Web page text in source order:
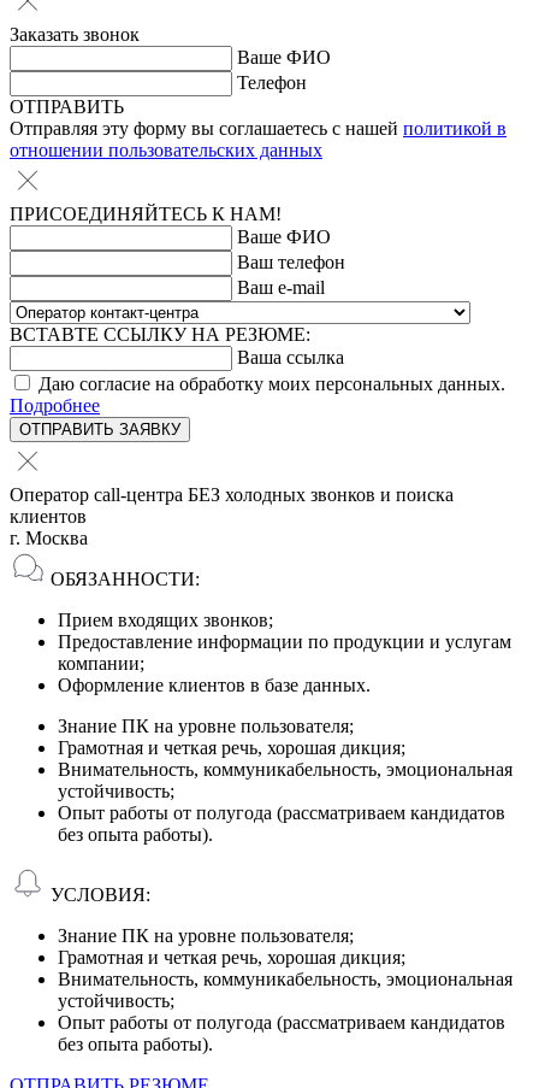
Заказать звонок
Ваше ФИО
Телефон
ОТПРАВИТЬ
Отправляя эту форму вы соглашаетесь с нашей политикой в
отношении пользовательских данных
ПРИСОЕДИНЯЙТЕСЬ К НАМ!
Ваше ФИО
Ваш телефон
Ваш e-mail
ВСТАВТЕ ССЫЛКУ НА РЕЗЮМЕ:
Ваша ссылка
Даю согласие на обработку моих персональных данных.
Подробнее
ОТПРАВИТЬ ЗАЯВКУ
Оператор call-центра БЕЗ холодных звонков и поиска
клиентов
г. Москва
ОБЯЗАННОСТИ:
Прием входящих звонков;
Предоставление информации по продукции и услугам
компании;
Оформление клиентов в базе данных.
Знание ПК на уровне пользователя;
Грамотная и четкая речь, хорошая дикция;
Внимательность, коммуникабельность, эмоциональная
устойчивость;
Опыт работы от полугода (рассматриваем кандидатов
без опыта работы).
УСЛОВИЯ:
Знание ПК на уровне пользователя;
Грамотная и четкая речь, хорошая дикция;
Внимательность, коммуникабельность, эмоциональная
устойчивость;
Опыт работы от полугода (рассматриваем кандидатов
без опыта работы).